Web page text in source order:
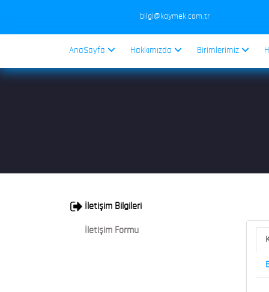
bilgi@kaymek.com.tr
AnaSayfa Hakkımızda Birimlerimiz
İletişim Bilgileri
İletişim Formu